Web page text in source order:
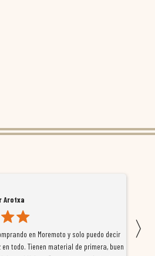
Arotxa
en Moremoto y solo puedo decir
en todo. Tienen material de primera, buen
〉